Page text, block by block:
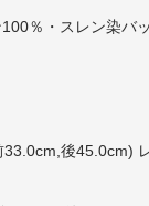
％・スレン染バ
後45.0cm)